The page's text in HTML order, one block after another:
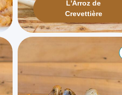
L'Arroz de
Crevettière